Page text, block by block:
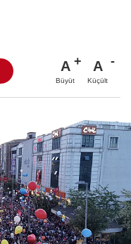
A
Büyüt
A
Küçült